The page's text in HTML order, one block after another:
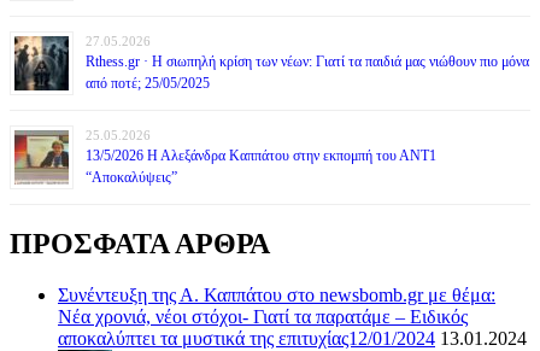
27.05.2026
Rthess.gr · Η σιωπηλή κρίση των νέων: Γιατί τα παιδιά μας νιώθουν πιο μόνα
από ποτέ; 25/05/2025
25.05.2026
13/5/2026 Η Αλεξάνδρα Καππάτου στην εκπομπή του ΑΝΤ1
“Αποκαλύψεις”
ΠΡΟΣΦΑΤΑ ΑΡΘΡΑ
Συνέντευξη της Α. Καππάτου στο newsbomb.gr με θέμα:
Νέα χρονιά, νέοι στόχοι- Γιατί τα παρατάμε – Ειδικός
αποκαλύπτει τα μυστικά της επιτυχίας12/01/2024 13.01.2024